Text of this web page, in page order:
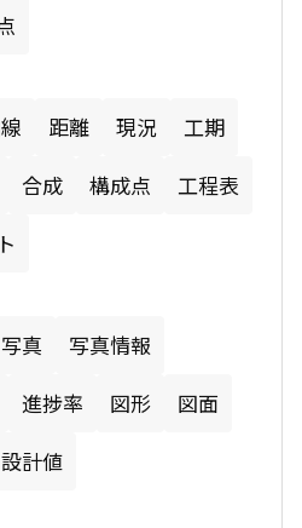
距離 現況
工期
合成 構成点
工程表
写真
写真情報
進捗率 図形
図面
設計値